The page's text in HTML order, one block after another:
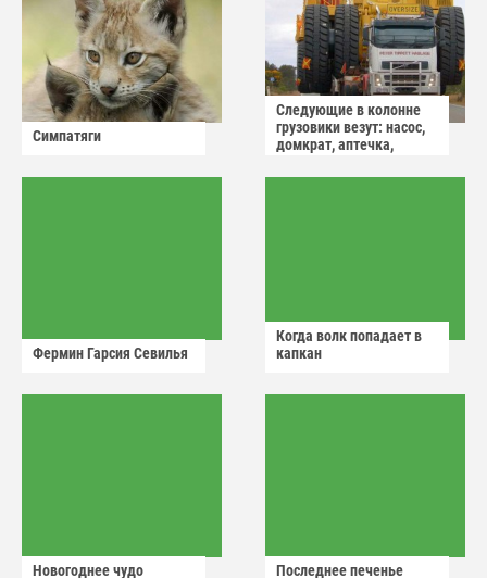
Симпатяги
Следующие в колонне
грузовики везут: насос,
домкрат, аптечка,
Фермин Гарсия Севилья
Когда волк попадает в
капкан
Новогоднее чудо Последнее печенье